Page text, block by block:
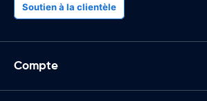
Soutien à la clientèle
Compte